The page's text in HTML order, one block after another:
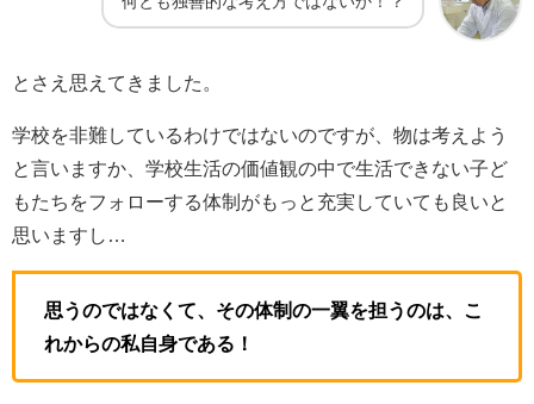
とさえ思えてきました。
学校を非難しているわけではないのですが、物は考えよう
と言いますか、学校生活の価値観の中で生活できない子ど
もたちをフォローする体制がもっと充実していても良いと
思いますし…
思うのではなくて、その体制の一翼を担うのは、こ
れからの私自身である！